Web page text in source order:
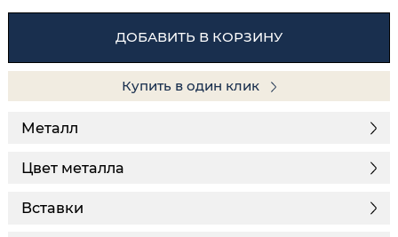
ДОБАВИТЬ В КОРЗИНУ
Купить в один клик
Металл
Цвет металла
Вставки